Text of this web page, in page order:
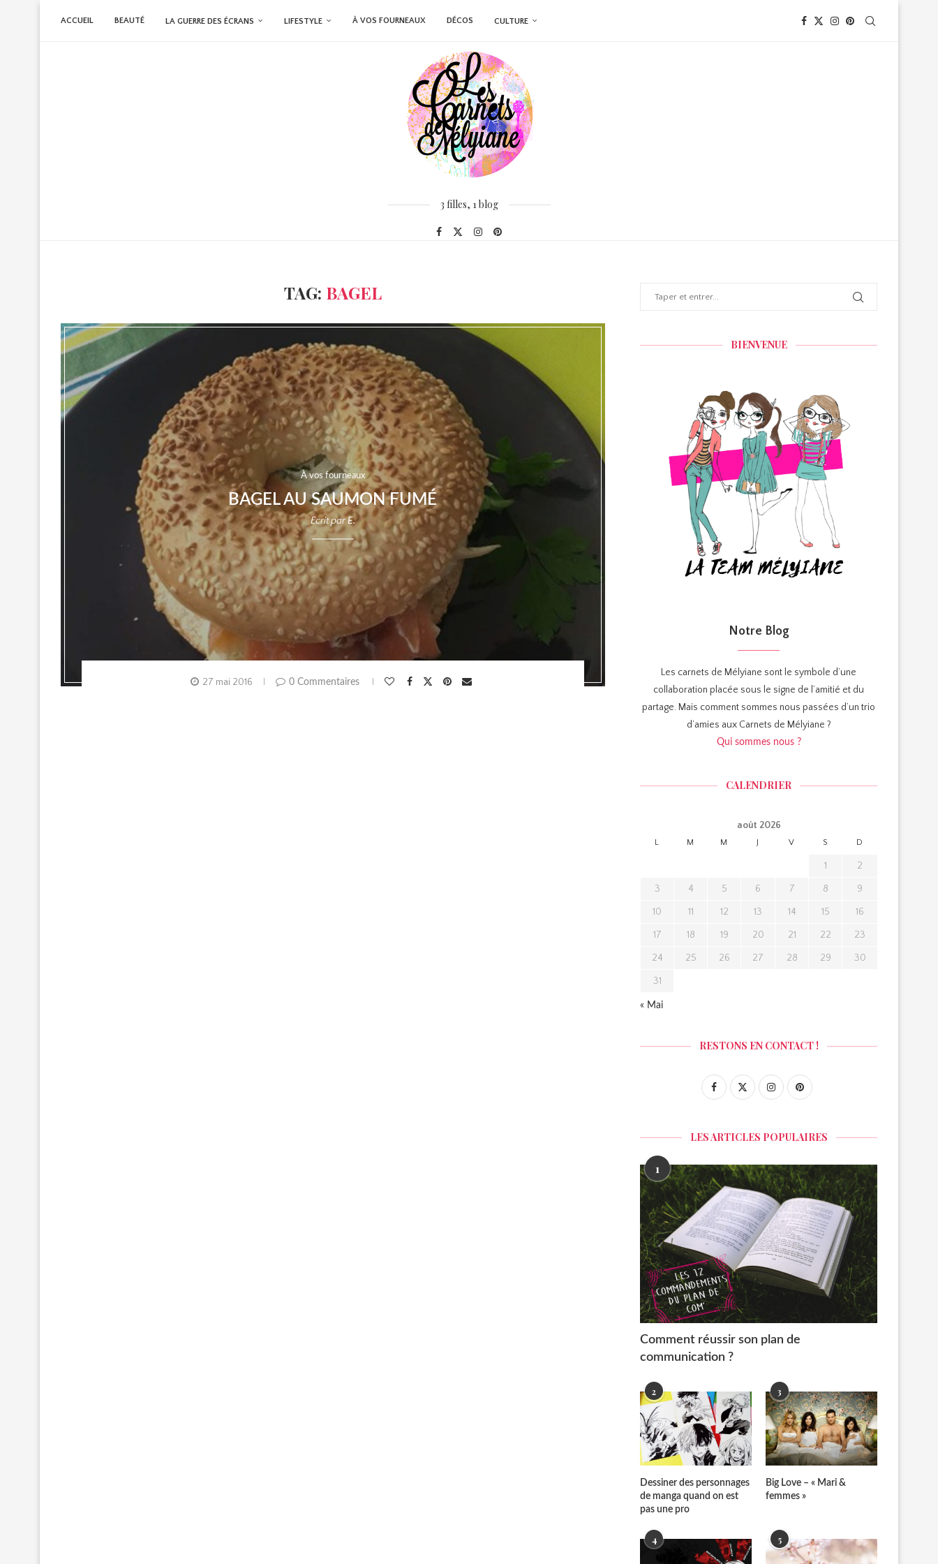
ACCUEIL BEAUTÉ LA GUERRE DES ÉCRANS LIFESTYLE À VOS FOURNEAUX DÉCOS CULTURE
3 filles, 1 blog
TAG: BAGEL
À vos fourneaux
BAGEL AU SAUMON FUMÉ
Ecrit parE.
27 mai 2016 0 Commentaires
BIENVENUE
Notre Blog
Les carnets de Mélyiane sont le symbole d’une
collaboration placée sous le signe de l’amitié et du
partage. Mais comment sommes nous passées d’un trio
d’amies aux Carnets de Mélyiane ?
Qui sommes nous ?
CALENDRIER
août 2026
L M M J V S D
1 2
3 4 5 6 7 8 9
10 11 12 13 14 15 16
17 18 19 20 21 22 23
24 25 26 27 28 29 30
31
« Mai
RESTONS EN CONTACT !
LES ARTICLES POPULAIRES
1
Comment réussir son plan de
communication ?
2
Dessiner des personnages
de manga quand on est
pas une pro
3
Big Love – « Mari &
femmes »
4 5